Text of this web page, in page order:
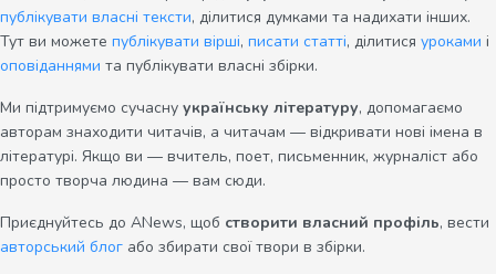
публікувати власні тексти, ділитися думками та надихати інших.
Тут ви можете публікувати вірші, писати статті, ділитися уроками і
оповіданнями та публікувати власні збірки.
Ми підтримуємо сучасну українську літературу, допомагаємо
авторам знаходити читачів, а читачам — відкривати нові імена в
літературі. Якщо ви — вчитель, поет, письменник, журналіст або
просто творча людина — вам сюди.
Приєднуйтесь до ANews, щоб створити власний профіль, вести
авторський блог або збирати свої твори в збірки.